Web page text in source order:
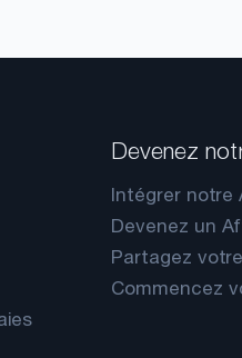
Devenez
Intégrer notre
Devenez un
Partagez
Commencez